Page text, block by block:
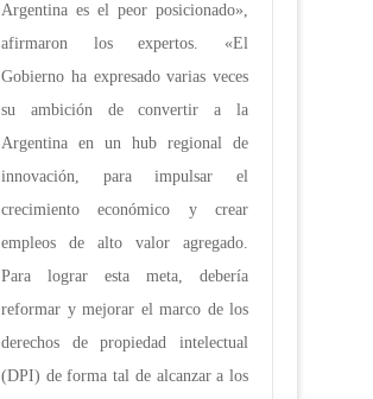
Argentina es el peor posicionado»,
afirmaron los expertos. «El
Gobierno ha expresado varias veces
su ambición de convertir a la
Argentina en un hub regional de
innovación, para impulsar el
crecimiento económico y crear
empleos de alto valor agregado.
Para lograr esta meta, debería
reformar y mejorar el marco de los
derechos de propiedad intelectual
(DPI) de forma tal de alcanzar a los